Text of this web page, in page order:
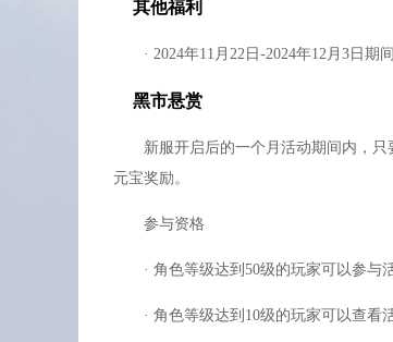
技能栏左键可以设置成其他键位
65级可以弄只奔牛，高嘲讽，高
蓝装卖商店，绿装分解，别鉴定
分解装备的昆仑石可以自产自销
其他福利
· 2024年11月22日-2024年12月3日期
黑市悬赏
新服开启后的一个月活动期间内，只
元宝奖励。
参与资格
· 角色等级达到50级的玩家可以参与活
· 角色等级达到10级的玩家可以查看活